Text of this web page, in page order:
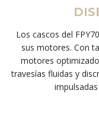
Los cascos del
sus motores. Con
motores
travesías fluidas y